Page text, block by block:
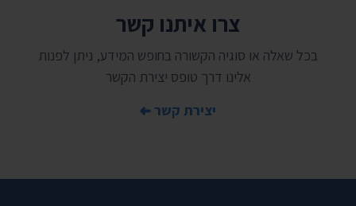
צרו איתנו קשר
בכל שאלה או סוגיה הקשורה בחופש המידע, ניתן לפנות
אלינו דרך טופס יצירת הקשר
יצירת קשר